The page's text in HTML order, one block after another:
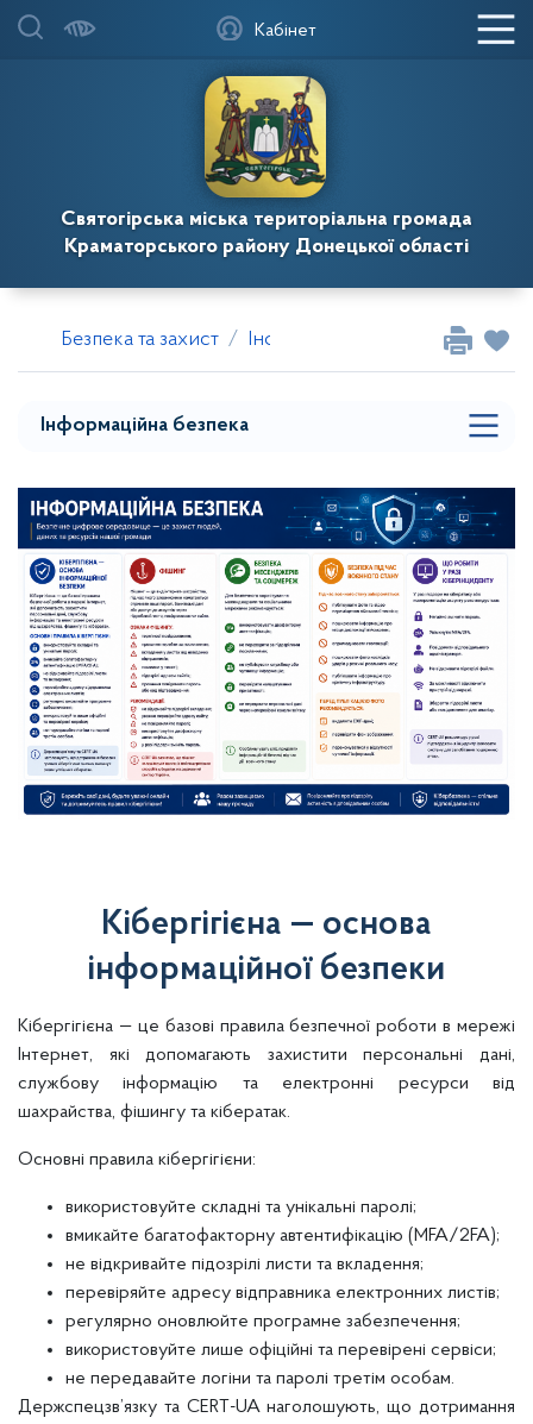
Святогірська міська територіальна громада
Краматорського району Донецької області
Кабінет
Безпека та захист Інформаційна безпека
Кібергігієна — основа
інформаційної безпеки
Кібергігієна — це базові правила безпечної роботи в мережі
Інтернет, які допомагають захистити персональні дані,
службову інформацію та електронні ресурси від
шахрайства, фішингу та кібератак.
Основні правила кібергігієни:
використовуйте складні та унікальні паролі;
вмикайте багатофакторну автентифікацію (MFA/2FA);
не відкривайте підозрілі листи та вкладення;
перевіряйте адресу відправника електронних листів;
регулярно оновлюйте програмне забезпечення;
використовуйте лише офіційні та перевірені сервіси;
не передавайте логіни та паролі третім особам.
Держспецзв’язку та CERT-UA наголошують, що дотримання
Інформаційна безпека
Воєнний стан
Евакуація